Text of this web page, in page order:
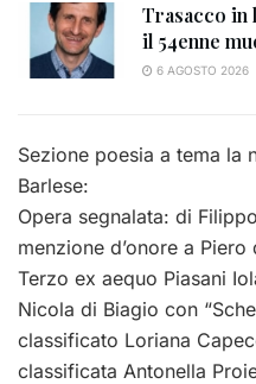
Trasacco in
il 54enne
6 AGOSTO 2026
Sezione poesia a tema la
Barlese:
Opera segnalata: di
menzione d’onore a Piero
Terzo ex aequo Piasani
Nicola di Biagio con
classificato Loriana
classificata Antonella